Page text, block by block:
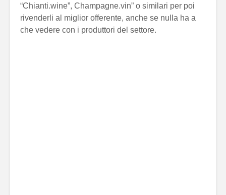
“Chianti.wine”, Champagne.vin” o similari per poi
rivenderli al miglior offerente, anche se nulla ha a
che vedere con i produttori del settore.